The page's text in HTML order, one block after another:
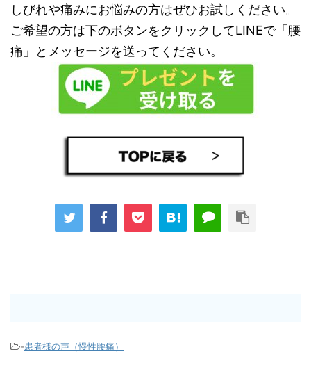
しびれや痛みにお悩みの方はぜひお試しください。
ご希望の方は下のボタンをクリックしてLINEで「腰
痛」とメッセージを送ってください。
-患者様の声（慢性腰痛）